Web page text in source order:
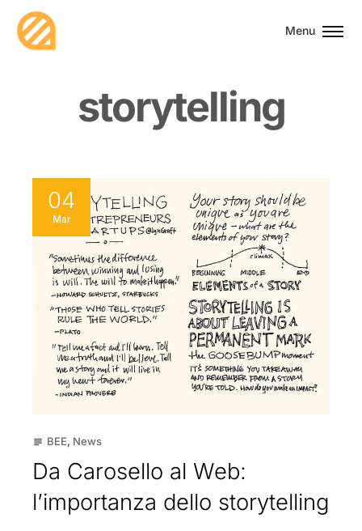
Menu
storytelling
04
Mar
subject BEE, News
Da Carosello al Web:
l’importanza dello storytelling